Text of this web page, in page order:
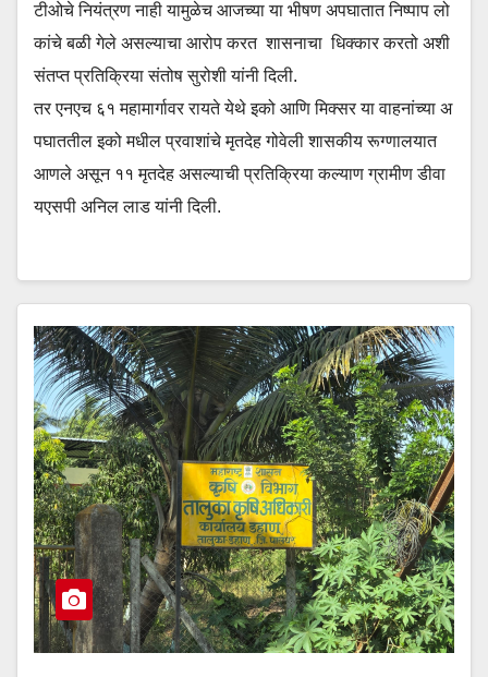
टीओचे नियंत्रण नाही यामुळेच आजच्या या भीषण अपघातात निष्पाप लो
कांचे बळी गेले असल्याचा आरोप करत शासनाचा धिक्कार करतो अशी
संतप्त प्रतिक्रिया संतोष सुरोशी यांनी दिली.
तर एनएच ६१ महामार्गावर रायते येथे इको आणि मिक्सर या वाहनांच्या अ
पघाततील इको मधील प्रवाशांचे मृतदेह गोवेली शासकीय रूग्णालयात
आणले असून ११ मृतदेह असल्याची प्रतिक्रिया कल्याण ग्रामीण डीवा
यएसपी अनिल लाड यांनी दिली.